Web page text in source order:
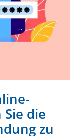
die
zu